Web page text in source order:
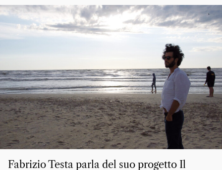
Fabrizio Testa parla del suo progetto Il